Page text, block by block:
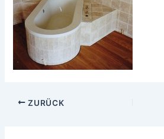
ZURÜCK